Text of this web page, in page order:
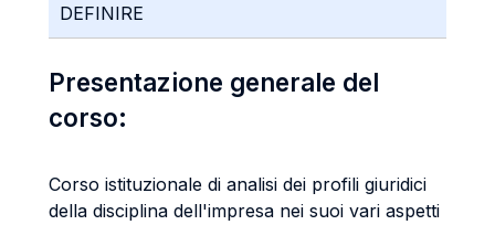
DEFINIRE
Presentazione generale del
corso:
Corso istituzionale di analisi dei profili giuridici
della disciplina dell'impresa nei suoi vari aspetti